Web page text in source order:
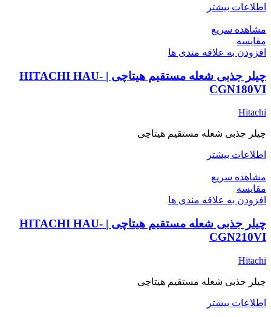
اطلاعات بیشتر
مشاهده سریع
مقایسه
افزودن به علاقه مندی ها
چیلر جذبی شعله مستقیم هیتاچی | HITACHI HAU-
CGN180VI
Hitachi
چیلر جذبی شعله مستقیم هیتاچی
اطلاعات بیشتر
مشاهده سریع
مقایسه
افزودن به علاقه مندی ها
چیلر جذبی شعله مستقیم هیتاچی | HITACHI HAU-
CGN210VI
Hitachi
چیلر جذبی شعله مستقیم هیتاچی
اطلاعات بیشتر